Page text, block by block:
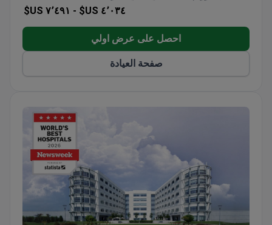
٤٬٠٣٤ US$ - ٧٬٤٩١ US$
احصل على عرض اولي
صفحة العيادة